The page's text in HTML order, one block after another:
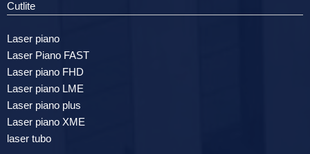
Cutlite
Laser piano
Laser Piano FAST
Laser piano FHD
Laser piano LME
Laser piano plus
Laser piano XME
laser tubo